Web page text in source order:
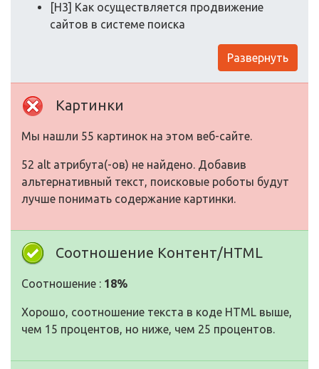
[H3] Как осуществляется продвижение
сайтов в системе поиска
Развернуть
Картинки
Мы нашли 55 картинок на этом веб-сайте.
52 alt атрибута(-ов) не найдено. Добавив
альтернативный текст, поисковые роботы будут
лучше понимать содержание картинки.
Соотношение Контент/HTML
Соотношение : 18%
Хорошо, соотношение текста в коде HTML выше,
чем 15 процентов, но ниже, чем 25 процентов.